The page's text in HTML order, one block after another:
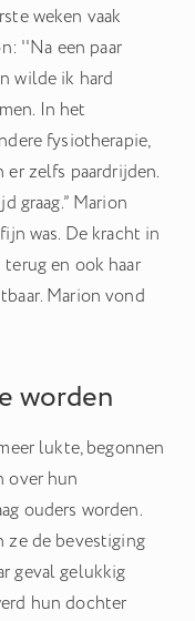
weken vaak
''Na een paar
wilde ik hard
In het
fysiotherapie,
zelfs paardrijden.
graag.” Marion
was. De kracht in
en ook haar
Marion vond
worden
lukte, begonnen
over hun
ouders worden.
ze de bevestiging
geval gelukkig
hun dochter